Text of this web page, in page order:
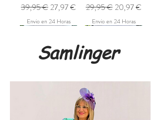
Regulær pris
39,95 € Salgspris
27,97 €
Envio en 24 Horas
Regulær pris
29,95 € Salgspris
20,97 €
Envio en 24 Horas
Samlinger